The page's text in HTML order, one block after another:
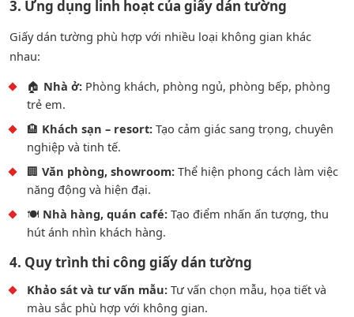
3. Ứng dụng linh hoạt của giấy dán tường
Giấy dán tường phù hợp với nhiều loại không gian khác
nhau:
🏠 Nhà ở: Phòng khách, phòng ngủ, phòng bếp, phòng
trẻ em.
🏨 Khách sạn – resort: Tạo cảm giác sang trọng, chuyên
nghiệp và tinh tế.
🏢 Văn phòng, showroom: Thể hiện phong cách làm việc
năng động và hiện đại.
🍽️ Nhà hàng, quán café: Tạo điểm nhấn ấn tượng, thu
hút ánh nhìn khách hàng.
4. Quy trình thi công giấy dán tường
Khảo sát và tư vấn mẫu: Tư vấn chọn mẫu, họa tiết và
màu sắc phù hợp với không gian.